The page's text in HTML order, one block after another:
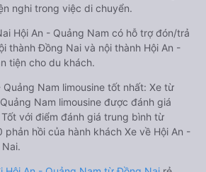
nghi trong việc di chuyển.
Hội An - Quảng Nam có hỗ trợ đón/trả
thành Đồng Nai và nội thành Hội An -
tiện cho du khách.
Nam limousine tốt nhất: Xe từ
Nam limousine được đánh giá
với điểm đánh giá trung bình từ
hồi của hành khách Xe về Hội An -